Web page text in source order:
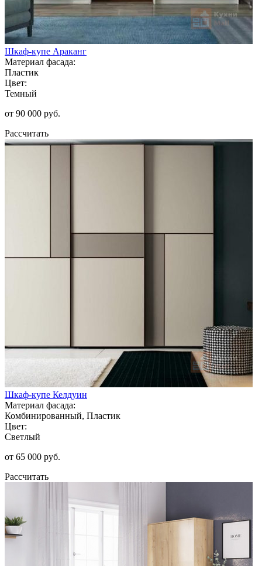
Шкаф-купе Араканг
Материал фасада:
Пластик
Цвет:
Темный
от 90 000 руб.
Рассчитать
Шкаф-купе Келдуин
Материал фасада:
Комбинированный, Пластик
Цвет:
Светлый
от 65 000 руб.
Рассчитать